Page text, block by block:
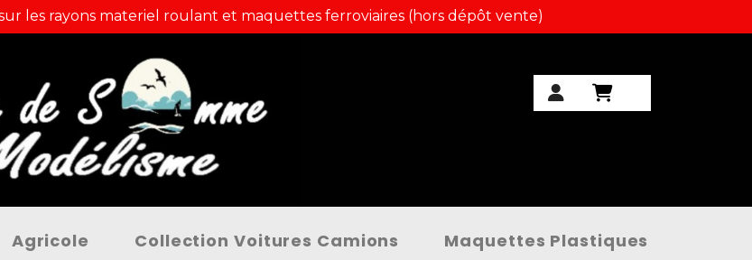
les rayons materiel roulant et maquettes ferroviaires (hors dépôt vente)
Agricole Collection Voitures Camions Maquettes Plastiques